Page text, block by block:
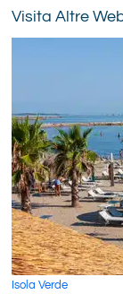
Visita Altre
Isola Verde